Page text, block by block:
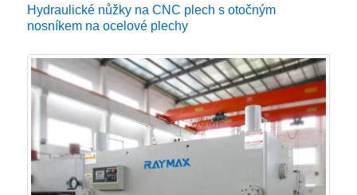
Hydraulické nůžky na CNC plech s otočným
nosníkem na ocelové plechy